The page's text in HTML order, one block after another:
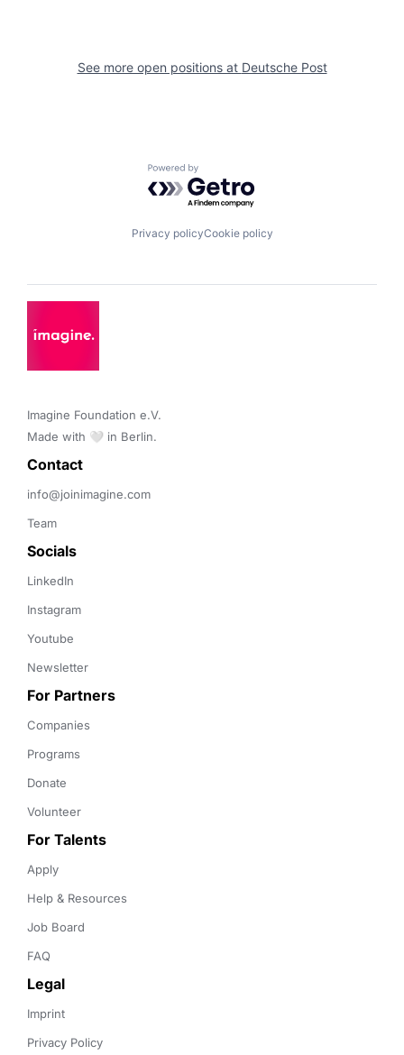
See more open positions at Deutsche Post
Powered by Getro.com
Privacy policyCookie policy
Imagine Foundation e.V.
Made with 🤍 in Berlin.
Contact
info@joinimagine.com
Team
Socials
LinkedIn
Instagram
Youtube
Newsletter
For Partners
Companies
Programs
Donate
Volunteer
For Talents
Apply
Help & Resources
Job Board
FAQ
Legal
Imprint
Privacy Policy